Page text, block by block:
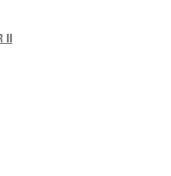
II